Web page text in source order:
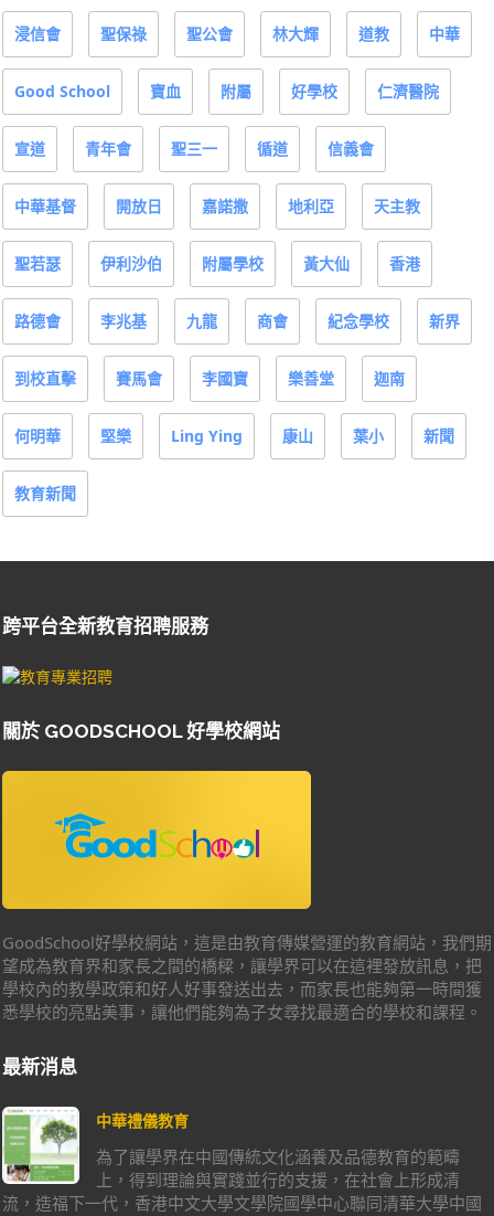
浸信會 聖保祿 聖公會 林大輝 道教 中華
Good School 寶血 附屬 好學校 仁濟醫院
宣道 青年會 聖三一 循道 信義會
中華基督 開放日 嘉諾撒 地利亞 天主教
聖若瑟 伊利沙伯 附屬學校 黃大仙 香港
路德會 李兆基 九龍 商會 紀念學校 新界
到校直擊 賽馬會 李國寶 樂善堂 迦南
何明華 堅樂 Ling Ying 康山 葉小 新聞
教育新聞
跨平台全新教育招聘服務
關於 GOODSCHOOL 好學校網站
GoodSchool好學校網站，這是由教育傳媒營運的教育網站，我們期
望成為教育界和家長之間的橋樑，讓學界可以在這裡發放訊息，把
學校內的教學政策和好人好事發送出去，而家長也能夠第一時間獲
悉學校的亮點美事，讓他們能夠為子女尋找最適合的學校和課程。
最新消息
中華禮儀教育
為了讓學界在中國傳統文化涵養及品德教育的範疇
上，得到理論與實踐並行的支援，在社會上形成清
流，造福下一代，香港中文大學文學院國學中心聯同清華大學中國